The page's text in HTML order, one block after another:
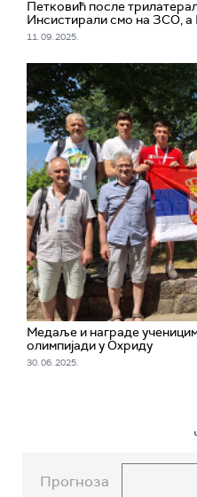
Петковић после
Инсистирали смо на ЗСО, а
11. 09. 2025.
Медаље и награде
олимпијади у Охриду
30. 06. 2025.
Прогноза